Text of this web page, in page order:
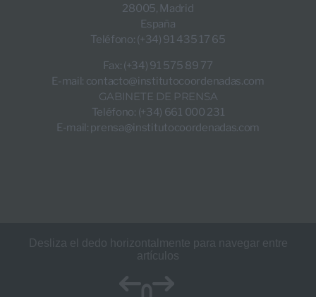
28005, Madrid
España
Teléfono: (+34) 91 435 17 65
Fax: (+34) 91 575 89 77
E-mail: contacto@institutocoordenadas.com
GABINETE DE PRENSA
Teléfono: (+34) 661 000 231
E-mail: prensa@institutocoordenadas.com